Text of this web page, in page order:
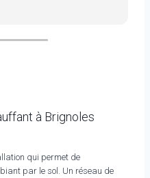
à Brignoles
qui permet de
par le sol. Un réseau de